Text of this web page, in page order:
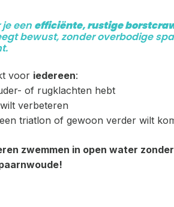
een efficiënte, rustige
bewust, zonder overbodige
voor iedereen:
of rugklachten hebt
verbeteren
triatlon of gewoon verder wilt
zwemmen in open water